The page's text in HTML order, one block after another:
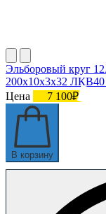
Эльборовый круг
200х10х3х32 ЛКВ40
Цена
7 100₽
В корзину